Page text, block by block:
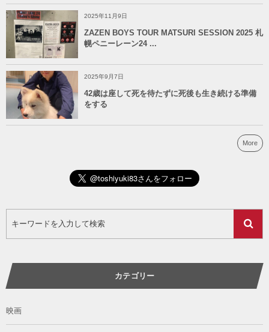
2025年11月9日
ZAZEN BOYS TOUR MATSURI SESSION 2025 札
幌ペニーレーン24 ...
2025年9月7日
42歳は座して死を待たずに死後も生き続ける準備
をする
More
カテゴリー
映画